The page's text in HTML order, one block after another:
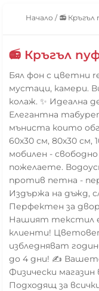
Начало / 📻
📻 Кръгъл
Бял фон с цветни
мустаци, камери.
колаж. ✨ Идеална
Елегантна
мъниста които
60x30 см, 80x30 см,
мобилен -
пожелаете.
против петна -
Издържа на дъжд,
Перфектен за
Нашият текстил
клиенти!
избледняват
до 4 дни! ✍️ Вашето
Физически магазин
Подходящ за